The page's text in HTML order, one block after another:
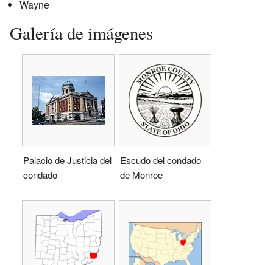
Wayne
Galería de imágenes
Palacio de Justicia del
condado
Escudo del condado
de Monroe